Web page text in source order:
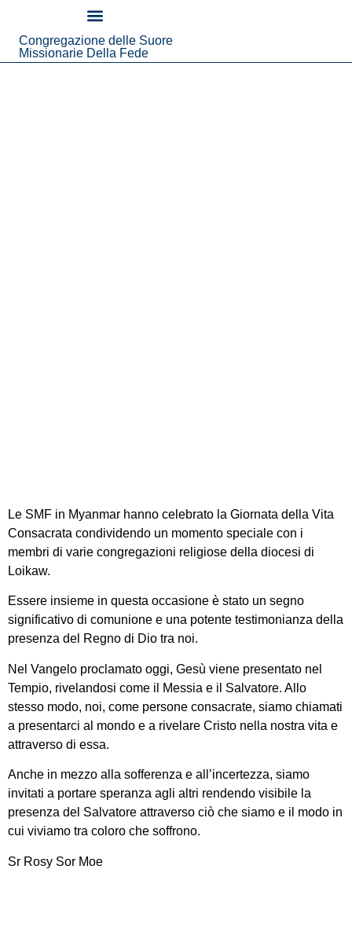
Congregazione delle Suore
Missionarie Della Fede
Le SMF in Myanmar hanno celebrato la Giornata della Vita
Consacrata condividendo un momento speciale con i
membri di varie congregazioni religiose della diocesi di
Loikaw.
Essere insieme in questa occasione è stato un segno
significativo di comunione e una potente testimonianza della
presenza del Regno di Dio tra noi.
Nel Vangelo proclamato oggi, Gesù viene presentato nel
Tempio, rivelandosi come il Messia e il Salvatore. Allo
stesso modo, noi, come persone consacrate, siamo chiamati
a presentarci al mondo e a rivelare Cristo nella nostra vita e
attraverso di essa.
Anche in mezzo alla sofferenza e all’incertezza, siamo
invitati a portare speranza agli altri rendendo visibile la
presenza del Salvatore attraverso ciò che siamo e il modo in
cui viviamo tra coloro che soffrono.
Sr Rosy Sor Moe